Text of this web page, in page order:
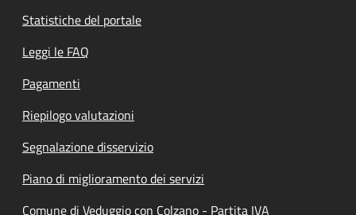
Statistiche del portale
Leggi le FAQ
Pagamenti
Riepilogo valutazioni
Segnalazione disservizio
Piano di miglioramento dei servizi
Comune di Veduggio con Colzano - Partita IVA